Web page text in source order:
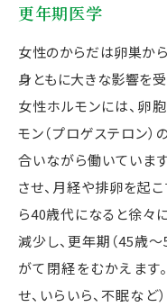
更年期医学
女性のからだは卵巣か
身ともに大きな影響を受
女性ホルモンには、卵
モン（プロゲステロン）
合いながら働いていま
させ、月経や排卵を起
ら40歳代になると徐々
減少し、更年期（45歳
がて閉経をむかえます
せ、いらいら、不眠な